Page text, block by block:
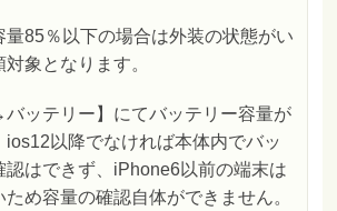
85％以下の場合は外装の状態がい
象となります。
ッテリー】にてバッテリー容量が
ios12以降でなければ本体内でバッ
認はできず、iPhone6以前の端末は
め容量の確認自体ができません。